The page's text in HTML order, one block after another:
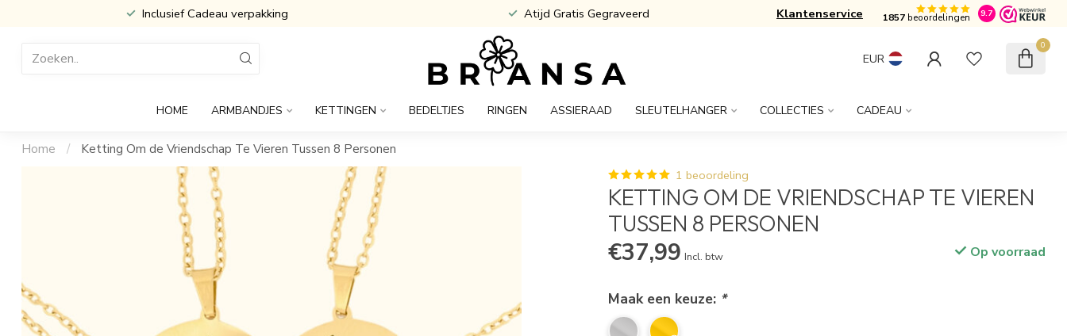
Inclusief Cadeau verpakking Atijd Gratis Gegraveerd Gratis verzonden vanaf € 50,-
Klantenservice 1857beoordelingen 9.7
EUR
0
HOME ARMBANDJES KETTINGEN BEDELTJES RINGEN ASSIERAAD SLEUTELHANGER COLLECTIES CADEAU
Home /
Ketting Om de Vriendschap Te Vieren Tussen 8 Personen
1 beoordeling
KETTING OM DE VRIENDSCHAP TE VIEREN
TUSSEN 8 PERSONEN
€37,99 Incl. btw Op voorraad
Maak een keuze: *